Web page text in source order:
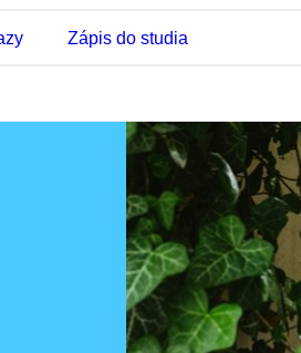
Zápis do studia